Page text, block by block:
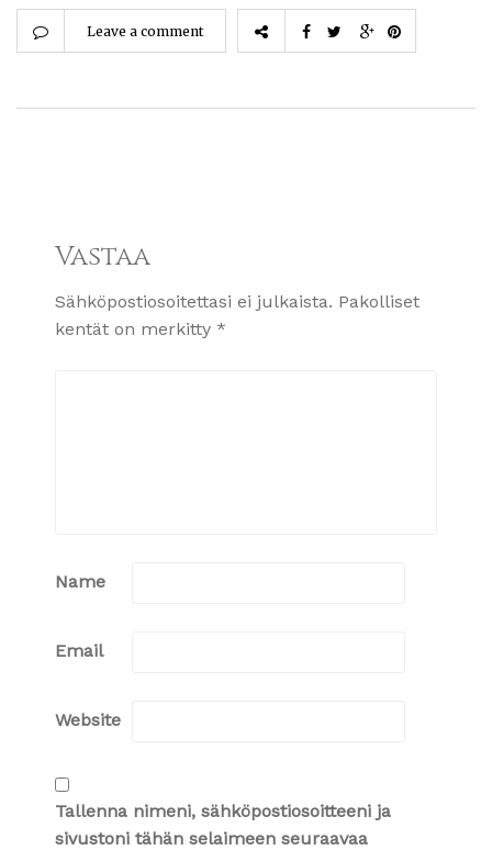
Leave a comment
Vastaa
Sähköpostiosoitettasi ei julkaista. Pakolliset
kentät on merkitty *
Name
Email
Website
Tallenna nimeni, sähköpostiosoitteeni ja
sivustoni tähän selaimeen seuraavaa